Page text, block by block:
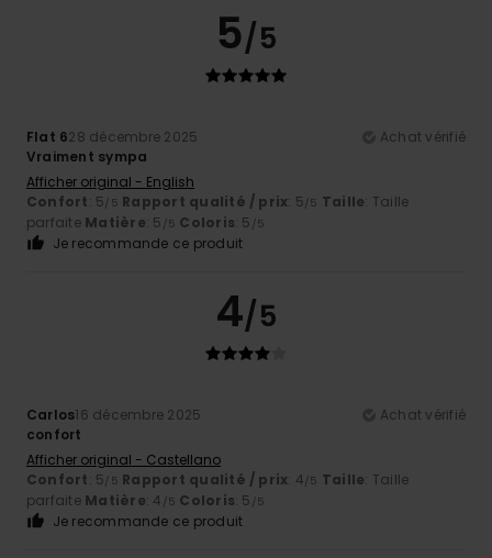
5/5
Flat 628 décembre 2025
Achat vérifié
Vraiment sympa
Afficher original - English
Confort: 5/5 Rapport qualité / prix: 5/5 Taille: Taille
parfaite Matière: 5 /5 Coloris: 5 /5
Je recommande ce produit
4/5
Carlos16 décembre 2025
Achat vérifié
confort
Afficher original - Castellano
Confort: 5/5 Rapport qualité / prix: 4/5 Taille: Taille
parfaite Matière: 4 /5 Coloris: 5 /5
Je recommande ce produit